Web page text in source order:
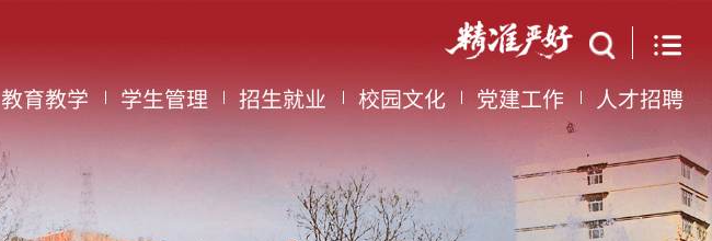
教育教学 学生管理 招生就业 校园文化 党建工作 人才招聘